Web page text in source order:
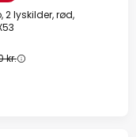
2 lyskilder, rød,
kr.